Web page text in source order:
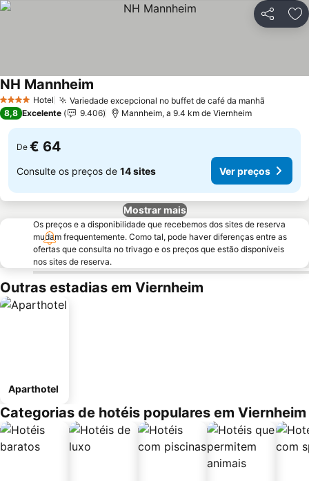
Partilhar
4 EstrelasHotel Variedade excepcional no buffet de café da manhã
NH Mannheim
8,8 Excelente 9.406 Mannheim, a 9.4 km de Viernheim
De € 64
Consulte os preços de 14 sites Ver preços
Mostrar mais
Os preços e a disponibilidade que recebemos dos sites de reserva
mudam frequentemente. Como tal, pode haver diferenças entre as
ofertas que consulta no trivago e os preços que estão disponíveis
nos sites de reserva.
Outras estadias em Viernheim
Aparthotel
Categorias de hotéis populares em Viernheim